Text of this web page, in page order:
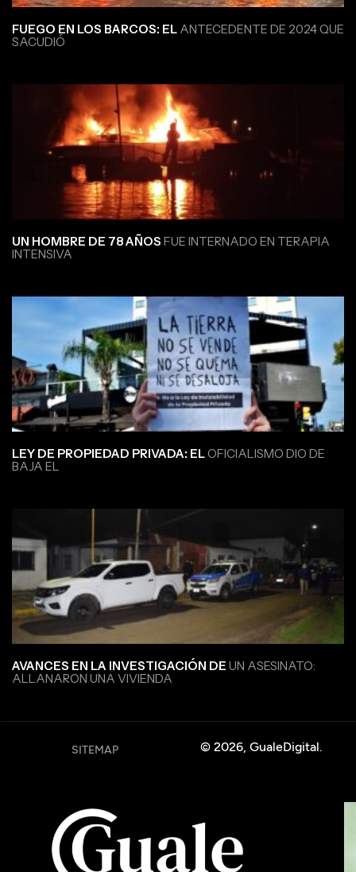
FUEGO EN LOS BARCOS: EL ANTECEDENTE DE 2024 QUE
SACUDIÓ
UN HOMBRE DE 78 AÑOS FUE INTERNADO EN TERAPIA
INTENSIVA
LEY DE PROPIEDAD PRIVADA: ELOFICIALISMO DIO DE
BAJA EL
AVANCES EN LA INVESTIGACIÓN DE UN ASESINATO:
ALLANARON UNA VIVIENDA
© 2026, GualeDigital.
SITEMAP